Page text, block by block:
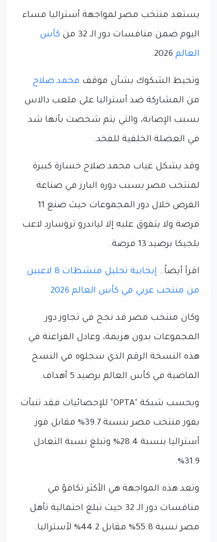
يستعد منتخب مصر لمواجهة أستراليا مساء
اليوم ضمن منافسات دور الـ 32 من
كأس
العالم
وتحيط الشكوك بشأن موقف محمد صلاح
من المشاركة ضد أستراليا على ملعب دالاس
بسبب الإصابة، والتي يتم شخصت بأنها شد
في العضلة الخلفية للفخد.
وقد يشكل غياب محمد صلاح خسارة كبيرة
لمنتخب مصر بسبب دوره البارز في صناعة
الفرص خلال دور المجموعات حيث صنع 11
فرصة ولا يتفوق عليه إلا لياندرو تروسارد لاعب
بلجيكا برصيد 13 فرصة.
اقرأ أيضاً..
إيجابية تحليل منشطات 8 لاعبين
من منتخب عربي في كأس العالم 2026
وكان منتخب مصر قد نجح في تجاوز دور
المجموعات بدون هزيمة، وعادل الفراعنة في
هذه النسخة الرقم الذي سجلوه في النسخ
الماضية في كأس العالم برصيد 5 أهداف.
وبحسب شبكة "OPTA" للإحصائيات فقد تنبأت
بفوز منتخب مصر بنسبة 39.7% مقابل فوز
أستراليا بنسبة 28.4% وتبلغ نسبة التعادل
31.9%.
وتعد هذه المواجهة هي الأكثر تكافؤ في
منافسات دور الـ 32 حيث تبلغ احتمالية تأهل
مصر نسبة 55.8% مقابل 44.2% لأستراليا.